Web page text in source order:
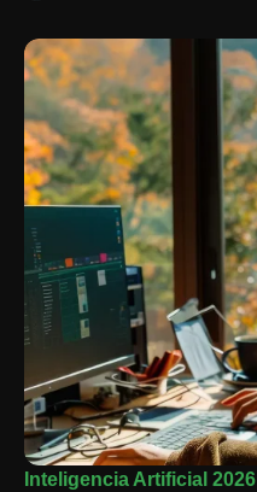
Inteligencia Artificial 2026